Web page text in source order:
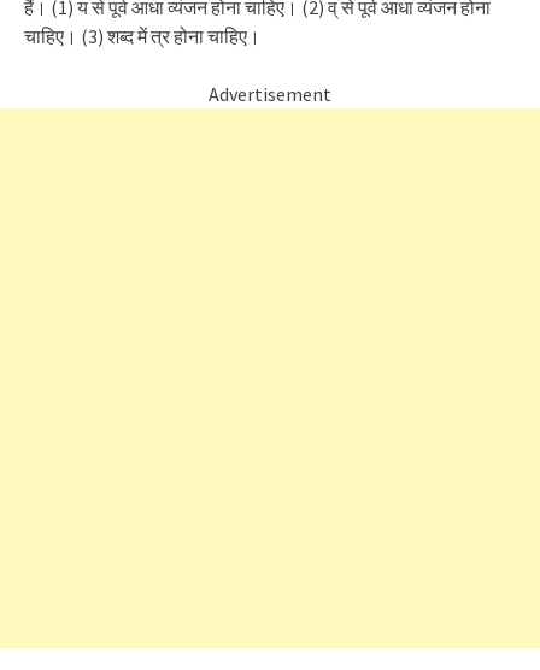
हैं। (1) य से पूर्व आधा व्यंजन होना चाहिए। (2) व् से पूर्व आधा व्यंजन होना
चाहिए। (3) शब्द में त्र होना चाहिए।
Advertisement